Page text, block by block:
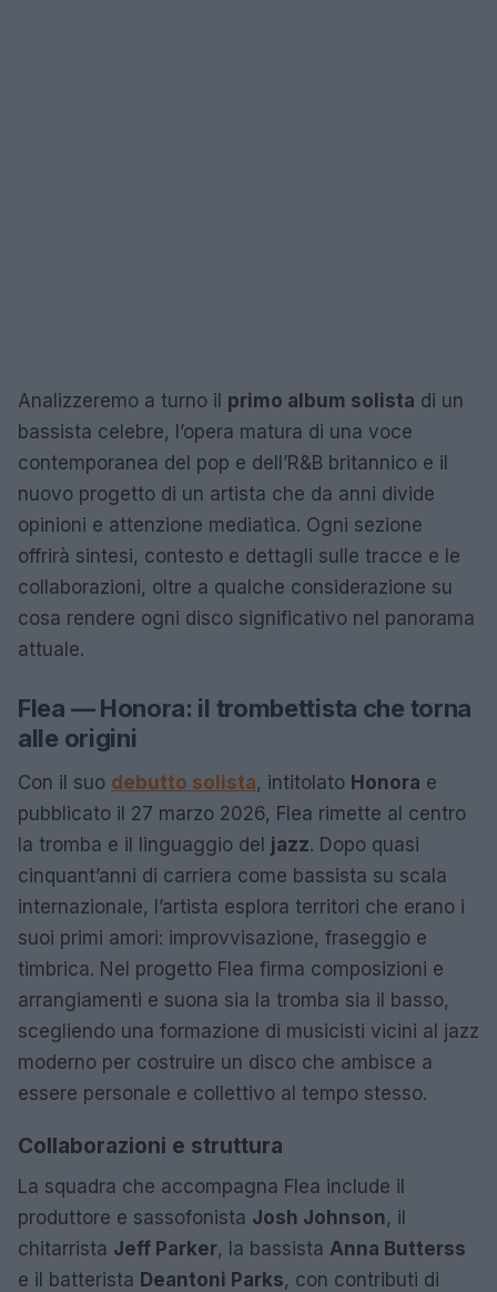
Analizzeremo a turno il primo album solista di un
bassista celebre, l’opera matura di una voce
contemporanea del pop e dell’R&B britannico e il
nuovo progetto di un artista che da anni divide
opinioni e attenzione mediatica. Ogni sezione
offrirà sintesi, contesto e dettagli sulle tracce e le
collaborazioni, oltre a qualche considerazione su
cosa rendere ogni disco significativo nel panorama
attuale.
Flea — Honora: il trombettista che torna
alle origini
Con il suo debutto solista, intitolato Honora e
pubblicato il 27 marzo 2026, Flea rimette al centro
la tromba e il linguaggio del jazz. Dopo quasi
cinquant’anni di carriera come bassista su scala
internazionale, l’artista esplora territori che erano i
suoi primi amori: improvvisazione, fraseggio e
timbrica. Nel progetto Flea firma composizioni e
arrangiamenti e suona sia la tromba sia il basso,
scegliendo una formazione di musicisti vicini al jazz
moderno per costruire un disco che ambisce a
essere personale e collettivo al tempo stesso.
Collaborazioni e struttura
La squadra che accompagna Flea include il
produttore e sassofonista Josh Johnson, il
chitarrista Jeff Parker, la bassista Anna Butterss
e il batterista Deantoni Parks, con contributi di